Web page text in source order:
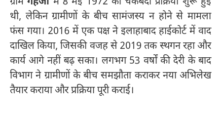
थी, लेकिन ग्रामीणों के बीच सामंजस्य न होने से मामला
फंस गया। 2016 में एक पक्ष ने इलाहाबाद हाईकोर्ट में वाद
दाखिल किया, जिसकी वजह से 2019 तक स्थगन रहा और
कार्य आगे नहीं बढ़ सका। लगभग 53 वर्षों की देरी के बाद
विभाग ने ग्रामीणों के बीच समझौता कराकर नया अभिलेख
तैयार कराया और प्रक्रिया पूरी कराई।